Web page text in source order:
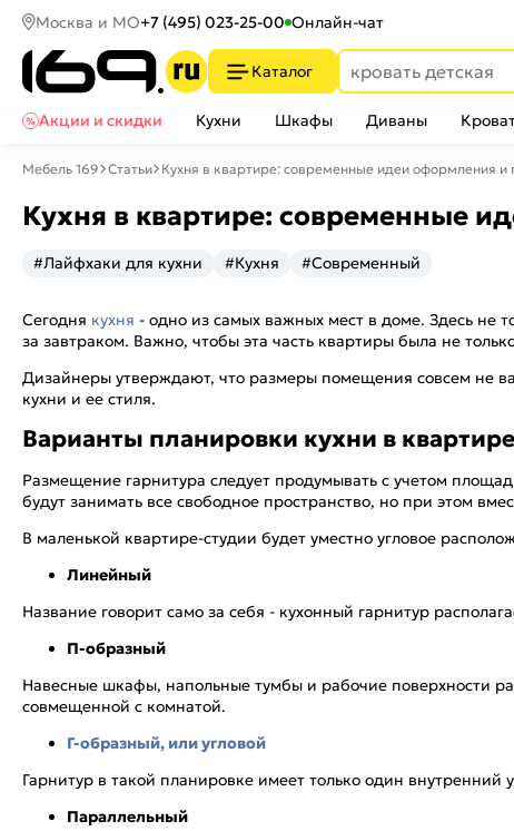
Москва и МО+7 (495) 023-25-00 Онлайн-чат
Каталог
Акции и скидки
Кухни Шкафы Диваны
Мебель 169 Статьи Кухня в квартире: современные идеи оформления и
Кухня в квартире: современные
#Лайфхаки для кухни #Кухня #Современный
Сегодня кухня - одно из самых важных мест в доме. Здесь не
за завтраком. Важно, чтобы эта часть квартиры была не
Дизайнеры утверждают, что размеры помещения совсем не
кухни и ее стиля.
Варианты планировки кухни в квартире
Размещение гарнитура следует продумывать с учетом
будут занимать все свободное пространство, но при этом
В маленькой квартире-студии будет уместно угловое
Линейный
Название говорит само за себя - кухонный гарнитур
П-образный
Навесные шкафы, напольные тумбы и рабочие поверхности
совмещенной с комнатой.
Г-образный, или угловой
Гарнитур в такой планировке имеет только один
Параллельный